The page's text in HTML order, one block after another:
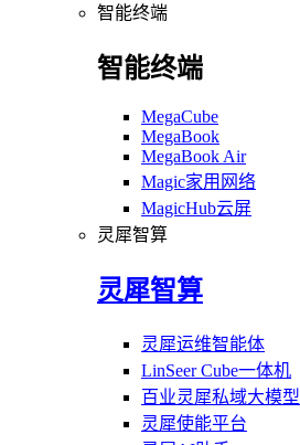
智能终端
智能终端
MegaCube
MegaBook
MegaBook Air
Magic家用网络
MagicHub云屏
灵犀智算
灵犀智算
灵犀运维智能体
LinSeer Cube一体机
百业灵犀私域大模型
灵犀使能平台